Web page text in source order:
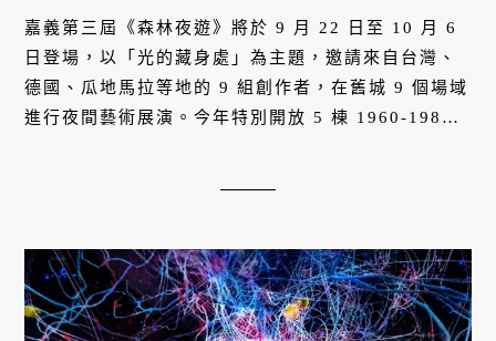
嘉義第三屆《森林夜遊》將於 9 月 22 日至 10 月 6
日登場，以「光的藏身處」為主題，邀請來自台灣、
德國、瓜地馬拉等地的 9 組創作者，在舊城 9 個場域
進行夜間藝術展演。今年特別開放 5 棟 1960-1980